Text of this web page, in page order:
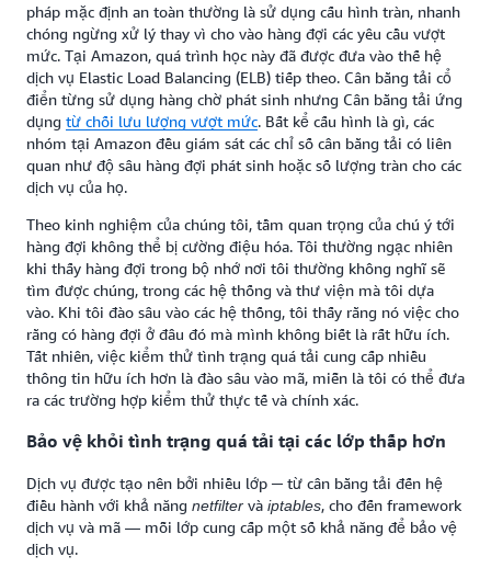
pháp mặc định an toàn thường là sử dụng cấu hình tràn, nhanh
chóng ngừng xử lý thay vì cho vào hàng đợi các yêu cầu vượt
mức. Tại Amazon, quá trình học này đã được đưa vào thế hệ
dịch vụ Elastic Load Balancing (ELB) tiếp theo. Cân bằng tải cổ
điển từng sử dụng hàng chờ phát sinh nhưng Cân bằng tải ứng
dụng từ chối lưu lượng vượt mức. Bất kể cấu hình là gì, các
nhóm tại Amazon đều giám sát các chỉ số cân bằng tải có liên
quan như độ sâu hàng đợi phát sinh hoặc số lượng tràn cho các
dịch vụ của họ.
Theo kinh nghiệm của chúng tôi, tầm quan trọng của chú ý tới
hàng đợi không thể bị cường điệu hóa. Tôi thường ngạc nhiên
khi thấy hàng đợi trong bộ nhớ nơi tôi thường không nghĩ sẽ
tìm được chúng, trong các hệ thống và thư viện mà tôi dựa
vào. Khi tôi đào sâu vào các hệ thống, tôi thấy rằng nó việc cho
rằng có hàng đợi ở đâu đó mà mình không biết là rất hữu ích.
Tất nhiên, việc kiểm thử tình trạng quá tải cung cấp nhiều
thông tin hữu ích hơn là đào sâu vào mã, miễn là tôi có thể đưa
ra các trường hợp kiểm thử thực tế và chính xác.
Bảo vệ khỏi tình trạng quá tải tại các lớp thấp hơn
Dịch vụ được tạo nên bởi nhiều lớp ─ từ cân bằng tải đến hệ
điều hành với khả năng netfilter và iptables, cho đến framework
dịch vụ và mã — mỗi lớp cung cấp một số khả năng để bảo vệ
dịch vụ.